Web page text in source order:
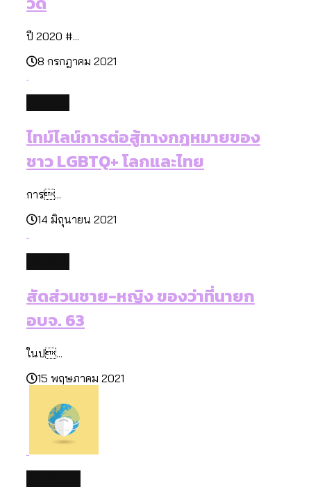
ปี 2020 #...
8 กรกฎาคม 2021
ไทม์ไลน์การต่อสู้ทางกฎหมายของ
ชาว LGBTQ+ โลกและไทย
การ...
14 มิถุนายน 2021
สัดส่วนชาย-หญิง ของว่าที่นายก
อบจ. 63
ในป...
15 พฤษภาคม 2021